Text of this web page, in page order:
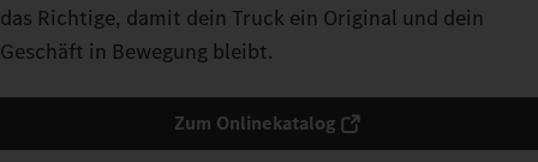
das Richtige, damit dein Truck ein Original und dein
Geschäft in Bewegung bleibt.
Zum Onlinekatalog